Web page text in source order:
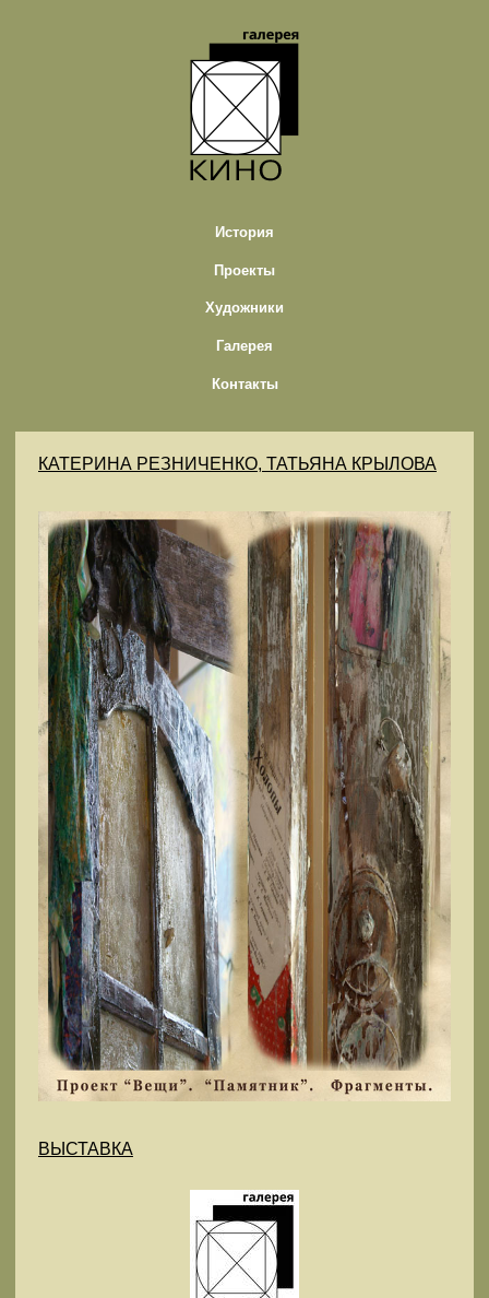
История
Проекты
Художники
Галерея
Контакты
КАТЕРИНА РЕЗНИЧЕНКО, ТАТЬЯНА КРЫЛОВА
ВЫСТАВКА